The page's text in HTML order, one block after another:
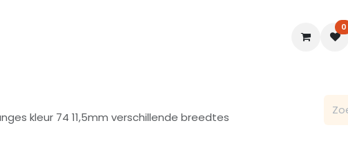
Blogs
0
kleur 74 11,5mm verschillende breedtes